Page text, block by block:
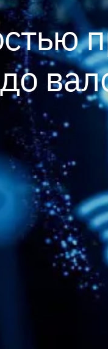
до